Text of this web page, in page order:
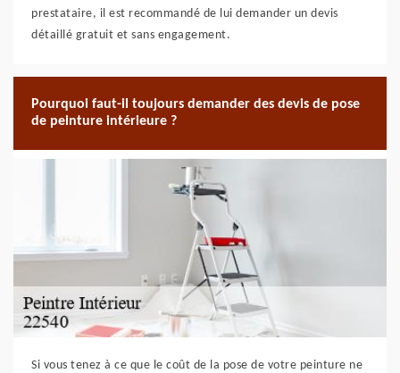
prestataire, il est recommandé de lui demander un devis
détaillé gratuit et sans engagement.
Pourquoi faut-il toujours demander des devis de pose
de peinture intérieure ?
Si vous tenez à ce que le coût de la pose de votre peinture ne